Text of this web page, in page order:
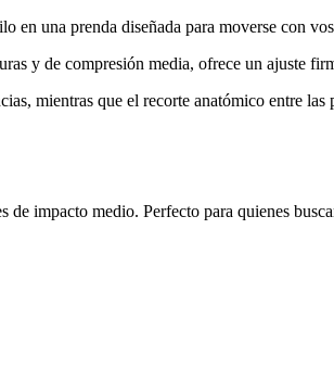
en una prenda diseñada para moverse con
y de compresión media, ofrece un ajuste
mientras que el recorte anatómico entre
impacto medio. Perfecto para quienes